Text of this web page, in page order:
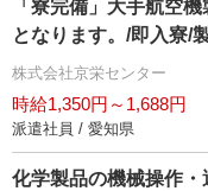
「寮完備」大手航空
となります。/即入寮/
株式会社京栄センター
時給1,350円～1,688円
派遣社員 / 愛知県
化学製品の機械操作